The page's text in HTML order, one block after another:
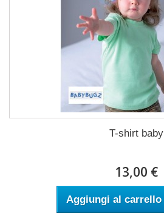
T-shirt baby
13,00 €
Aggiungi al carrello